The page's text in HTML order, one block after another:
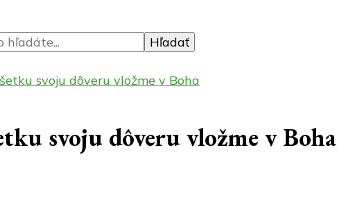
svoju dôveru vložme v Boha
svoju dôveru vložme v Boha